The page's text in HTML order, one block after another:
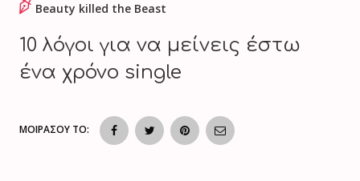
Beauty killed the Beast
10 λόγοι για να μείνεις έστω
ένα χρόνο single
ΜΟΙΡΑΣΟΥ ΤΟ: